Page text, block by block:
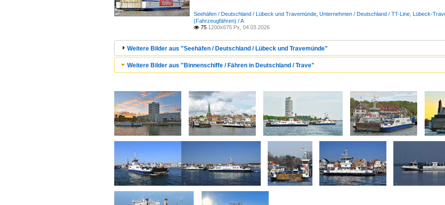
Seehäfen / Deutschland / Lübeck und Travemünde Unternehmen / Deutschland / TT-Line, Lübeck-
(Fahrzeugfähren) / A
 75 1200x675 Px, 04.03.2026
Weitere Bilder aus "Seehäfen / Deutschland / Lübeck und Travemünde"
Weitere Bilder aus "Binnenschiffe / Fähren in Deutschland / Trave"